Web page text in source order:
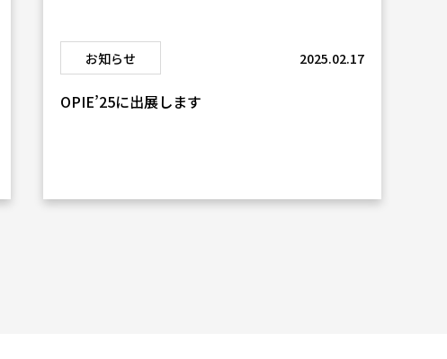
お知らせ 2025.02.17
OPIE’25に出展します